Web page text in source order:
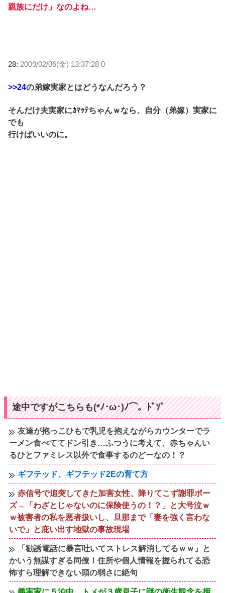
親族にだけ」なのよね…
28: 2009/02/06(金) 13:37:28 0
>>24の弟嫁実家とはどうなんだろう？
そんだけ夫実家にｶﾏｯﾃちゃんｗなら、自分（弟嫁）実家に
でも
行けばいいのに。
途中ですがこちらも(*ﾉ･ω･)ﾉ⌒。ﾄﾞｿﾞ
友達が抱っこひもで乳児を抱えながらカウンターでラ
ーメン食べててドン引き…ふつうに考えて、赤ちゃんい
るひとファミレス以外で食事するのどーなの！？
ギフテッド、ギフテッド2Eの育て方
赤信号で追突してきた加害女性、降りてこず謝罪ポー
ズ→「わざとじゃないのに保険使うの！？」と大号泣ｗ
ｗ被害者の私を悪者扱いし、旦那まで「妻を強く言わな
いで」と庇い出す地獄の事故現場
「勧誘電話に暴言吐いてストレス解消してるｗｗ」と
かいう無謀すぎる同僚！住所や個人情報を握られてる恐
怖すら理解できない頭の弱さに絶句